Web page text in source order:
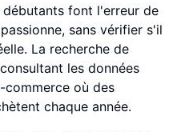
font l'erreur de
sans vérifier s'il
La recherche de
les données
commerce où des
chaque année.